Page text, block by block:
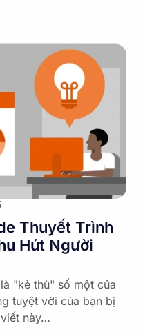
Thuyết Trình
Hút Người
"kẻ thù" số một của
tuyệt vời của bạn bị
này…